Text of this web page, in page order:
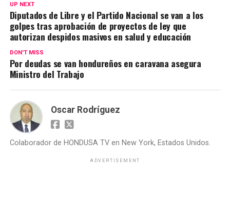
UP NEXT
Diputados de Libre y el Partido Nacional se van a los
golpes tras aprobación de proyectos de ley que
autorizan despidos masivos en salud y educación
DON'T MISS
Por deudas se van hondureños en caravana asegura
Ministro del Trabajo
Oscar Rodríguez
Colaborador de HONDUSA TV en New York, Estados Unidos.
ADVERTISEMENT